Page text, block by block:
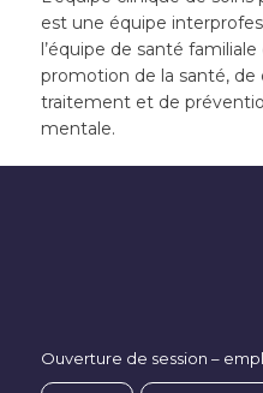
est une équipe
l’équipe de santé
promotion de la santé,
traitement et de
mentale.
Ouverture de session –